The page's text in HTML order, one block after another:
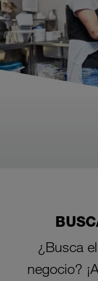
¿Busca
negocio?